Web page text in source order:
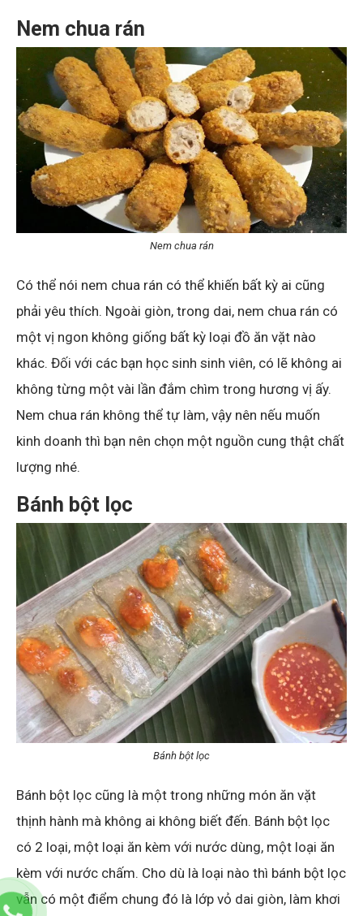
Nem chua rán
Nem chua rán
Có thể nói nem chua rán có thể khiến bất kỳ ai cũng
phải yêu thích. Ngoài giòn, trong dai, nem chua rán có
một vị ngon không giống bất kỳ loại đồ ăn vặt nào
khác. Đối với các bạn học sinh sinh viên, có lẽ không ai
không từng một vài lần đắm chìm trong hương vị ấy.
Nem chua rán không thể tự làm, vậy nên nếu muốn
kinh doanh thì bạn nên chọn một nguồn cung thật chất
lượng nhé.
Bánh bột lọc
Bánh bột lọc
Bánh bột lọc cũng là một trong những món ăn vặt
thịnh hành mà không ai không biết đến. Bánh bột lọc
có 2 loại, một loại ăn kèm với nước dùng, một loại ăn
kèm với nước chấm. Cho dù là loại nào thì bánh bột lọc
vẫn có một điểm chung đó là lớp vỏ dai giòn, làm khơi